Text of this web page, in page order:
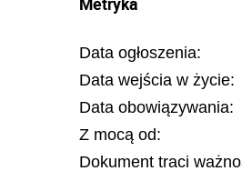
Data ogłoszenia:
Data wejścia w życie:
Data obowiązywania:
Z mocą od:
Dokument traci